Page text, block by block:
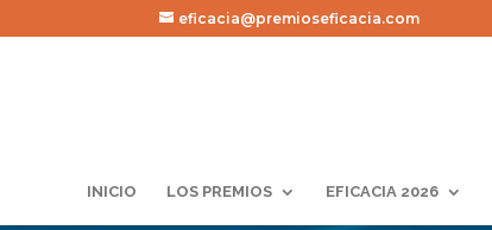
eficacia@premioseficacia.com
INICIO LOS PREMIOS EFICACIA 2026